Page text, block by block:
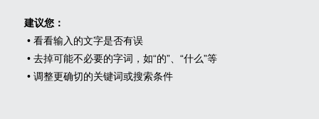
建议您：
• 看看输入的文字是否有误
• 去掉可能不必要的字词，如“的”、“什么”等
• 调整更确切的关键词或搜索条件